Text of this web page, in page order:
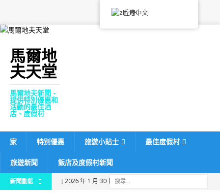
馬爾地
夫天堂
馬爾地夫新聞 -
提供特別優惠和
活動的最佳酒
店、度假村
家 特別優惠 旅遊小貼士 最佳度假村
旅遊新聞 飯店及度假村新聞
新聞動態 [ 2026 年 1 月 30 日 ] 馬爾
香港中文